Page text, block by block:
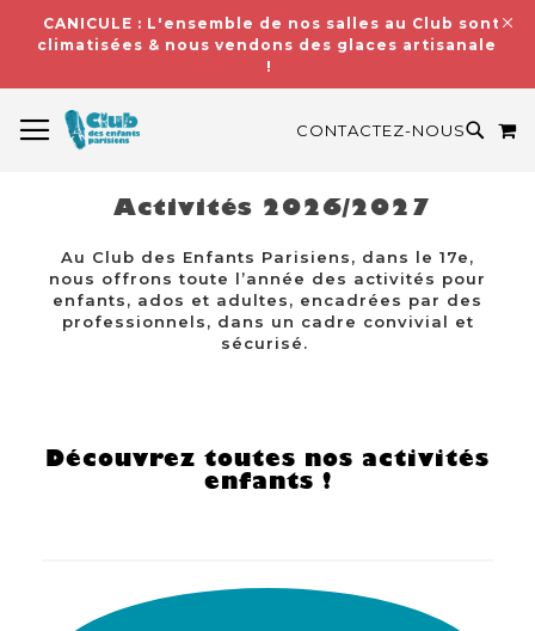
CANICULE : L'ensemble de nos salles au Club sont
climatisées & nous vendons des glaces artisanales
!
CONTACTEZ-NOUS
Activités 2026/2027
Au Club des Enfants Parisiens, dans le 17e,
nous offrons toute l’année des activités pour
enfants, ados et adultes, encadrées par des
professionnels, dans un cadre convivial et
sécurisé.
Découvrez toutes nos activités
enfants !